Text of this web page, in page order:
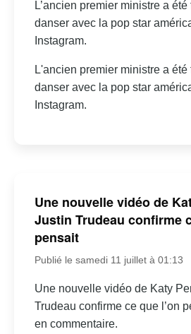
L’ancien premier ministre a
danser avec la pop star
Instagram.
L'ancien premier ministre a
danser avec la pop star
Instagram.
Une nouvelle vidéo de
Justin Trudeau confirme
pensait
Publié le samedi 11 juillet à 01:13
Une nouvelle vidéo de Katy
Trudeau confirme ce que l’on
en commentaire.